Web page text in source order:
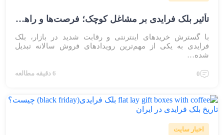
تأثیر بلک فرایدی بر مشاغل کوچک؛ فرصت‌ها و راهکارهای افزایش فروش
با گسترش خریدهای اینترنتی و رقابت شدید در بازار، بلک
فرایدی به یکی از مهم‌ترین رویدادهای فروش سالانه تبدیل
شده…
0 6 دقیقه مطالعه
اخبار سایت